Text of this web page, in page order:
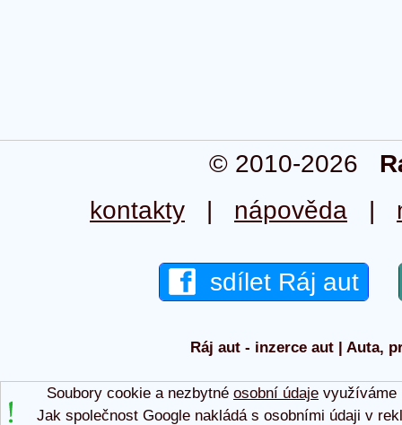
© 2010-2026
kontakty | nápověda |
sdílet Ráj aut
Ráj aut - inzerce aut | Auta,
Soubory cookie a nezbytné osobní údajevyužíváme
Jak společnost Google nakládá s osobními údaji v